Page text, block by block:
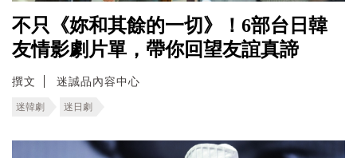
不只《妳和其餘的一切》！6部台日韓
友情影劇片單，帶你回望友誼真諦
撰文 迷誠品內容中心
迷韓劇 迷日劇